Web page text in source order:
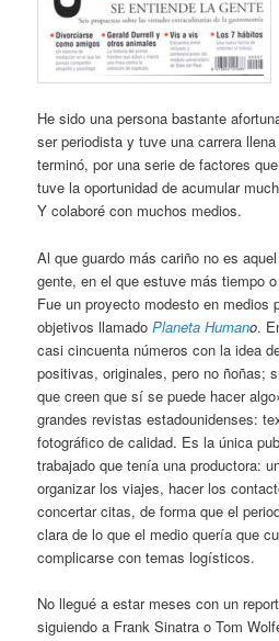
He sido una persona bastante
ser periodista y tuve una carrera
terminó, por una serie de factores
tuve la oportunidad de acumular
Y colaboré con muchos medios.
Al que guardo más cariño no es
gente, en el que estuve más tiempo
Fue un proyecto modesto en medios
objetivos llamadoPlaneta Humano.
casi cincuenta números con la idea
positivas, originales, pero no ñoñas;
que creen que sí se puede hacer
grandes revistas estadounidenses:
fotográfico de calidad. Es la única
trabajado que tenía una productora:
organizar los viajes, hacer los
concertar citas, de forma que el
clara de lo que el medio quería que
complicarse con temas logísticos.
No llegué a estar meses con un
siguiendo a Frank Sinatra o Tom